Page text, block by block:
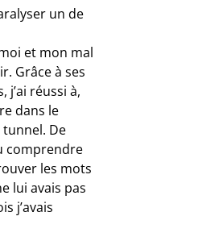
un de
et mon mal
Grâce à ses
réussi à,
dans le
De
comprendre
les mots
lui avais pas
j’avais